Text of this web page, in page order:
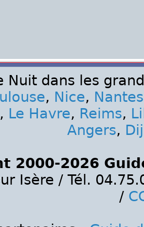
Nuit dans les
, Nice, Nantes
, Le Havre, Reims,
Angers,
2000-2026
Isère / Tél.
/